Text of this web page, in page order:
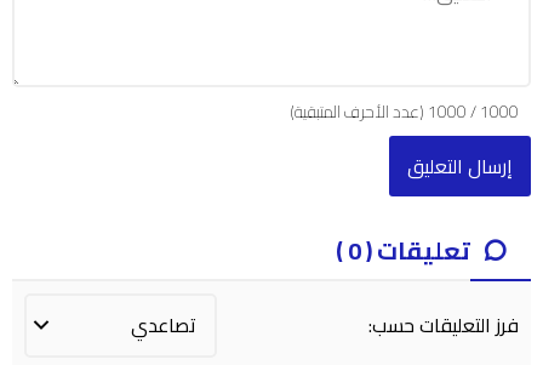
1000
/
1000(عدد الأحرف المتبقية)
تعليقات ( 0 )
فرز التعليقات حسب: